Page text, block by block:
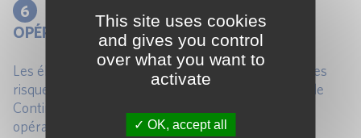
6
LE SUIVI ET LA MAÎTRISE DES RISQUES
OPÉRATIONNELS
Les éléments constitutifs du dispositif de maîtrise des
risques opérationnels : dispositif de contrôle, Plan de
Continuité d’Activités, assurabilité des risques
opérationnels, etc.
This site uses cookies
and gives you control
over what you want to
activate
OK, accept all